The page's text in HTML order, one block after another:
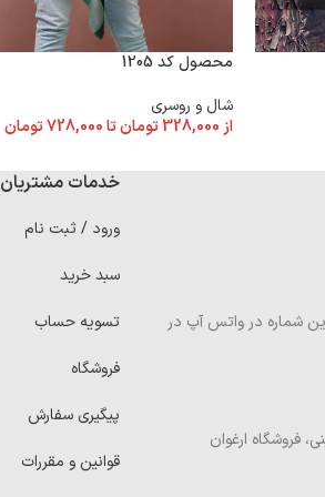
محصول کد 1205
شال و روسری
از328,000 تومانتا728,000تومان
شماره در واتس آپ در
فروشگاه ارغوان
خدمات مشتریان
ورود / ثبت نام
سبد خرید
تسویه حساب
فروشگاه
پیگیری سفارش
قوانین و مقررات